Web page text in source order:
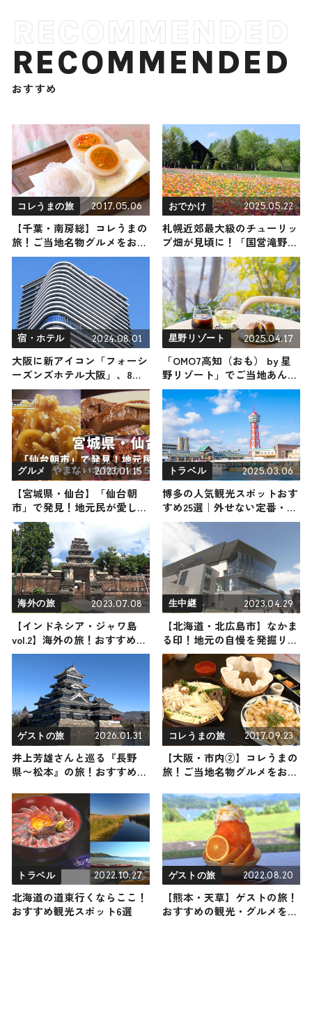
RECOMMENDED
おすすめ
コレうまの旅 2017.05.06
【千葉・南房総】コレうまの
旅！ご当地名物グルメをお届
け
おでかけ 2025.05.22
札幌近郊最大級のチューリッ
プ畑が見頃に！「国営滝野す
ずらん丘陵公園」で約120品
種23万本のチューリップが咲
き誇る
宿・ホテル 2024.08.01
大阪に新アイコン「フォーシ
ーズンズホテル⼤阪」、8月1
日開業 初の“モダン旅館”表
現の畳敷客室も
星野リゾート 2025.04.17
「OMO7高知（おも） by 星
野リゾート」でご当地あんぱ
んに合うドリンクを決めよ
う！ 連続テレビ小説『あん
ぱん』放送に合わせたイベン
トが開催
グルメ 2023.01.15
【宮城県・仙台】「仙台朝
市」で発見！地元民が愛して
やまない名物グルメ５選
トラベル 2025.03.06
博多の人気観光スポットおす
すめ25選｜外せない定番・名
所から穴場まで見どころ満載
の観光地を紹介
海外の旅 2023.07.08
【インドネシア・ジャワ島
vol.2】海外の旅！おすすめ観
光スポットやグルメをリポー
生中継 2023.04.29
【北海道・北広島市】なかま
る印！地元の自慢を発掘リポ
ート
ゲストの旅 2026.01.31
井上芳雄さんと巡る『長野
県〜松本』の旅！おすすめの
年1月31日放送
コレうまの旅 2017.09.23
【大阪・市内②】コレうまの
旅！ご当地名物グルメをお届
トラベル 2022.10.27
北海道の道東行くならここ！
おすすめ観光スポット6選
ゲストの旅 2022.08.20
【熊本・天草】ゲストの旅！
おすすめの観光・グルメをご